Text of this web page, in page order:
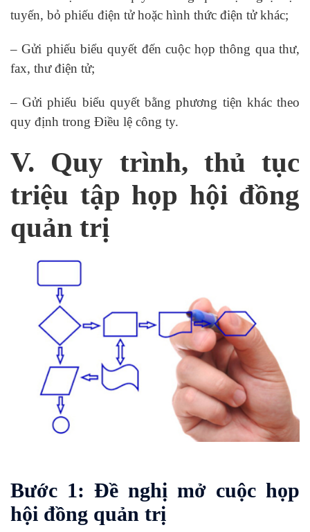
tuyến, bỏ phiếu điện tử hoặc hình thức điện tử khác;
– Gửi phiếu biểu quyết đến cuộc họp thông qua thư,
fax, thư điện tử;
– Gửi phiếu biểu quyết bằng phương tiện khác theo
quy định trong Điều lệ công ty.
V. Quy trình, thủ tục
triệu tập họp hội đồng
quản trị
Bước 1: Đề nghị mở cuộc họp
hội đồng quản trị